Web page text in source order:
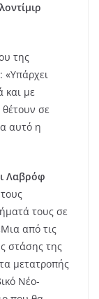
της
και με
θέτουν σε
αυτό η
Λαβρόφ
τους σε
από τις
στάσης της
μετατροπής
Νέο-